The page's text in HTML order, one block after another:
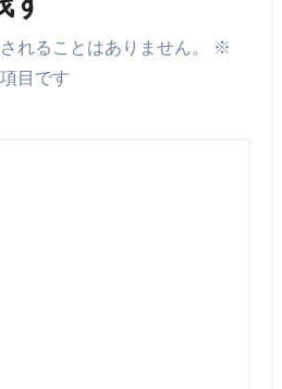
れることはありません。
※
目です